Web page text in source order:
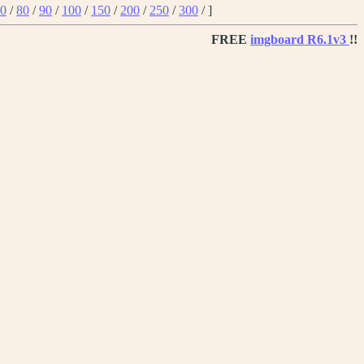
/80 /90 / 100 / 150 / 200 / 250 /300 / ]
FREE imgboard R6.1v3 !!